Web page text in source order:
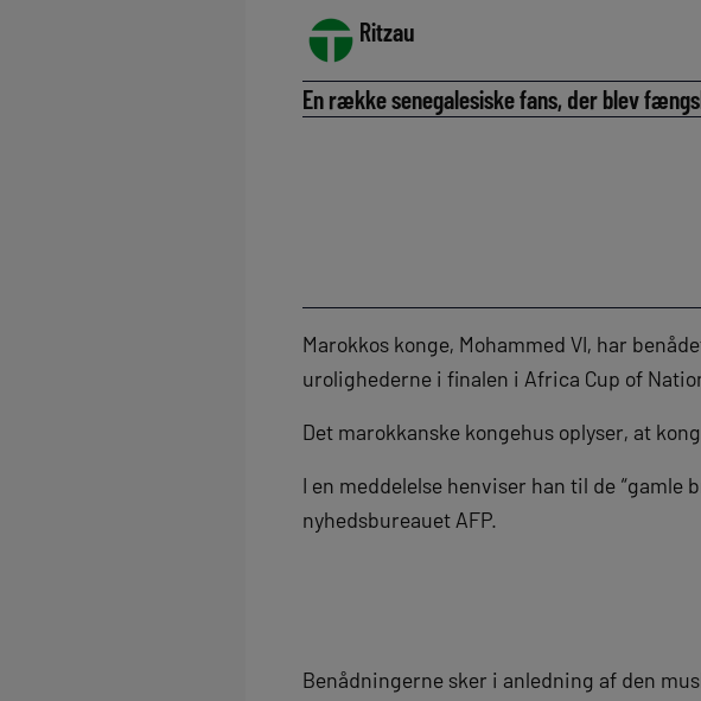
Ritzau
En række senegalesiske fans, der blev
Marokkos konge, Mohammed VI, har
urolighederne i finalen i Africa Cup of
Det marokkanske kongehus oplyser, at
I en meddelelse henviser han til de “gamle
nyhedsbureauet AFP.
Benådningerne sker i anledning af den